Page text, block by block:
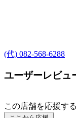
(代) 082-568-6288
ユーザーレビュ
この店舗を応援する